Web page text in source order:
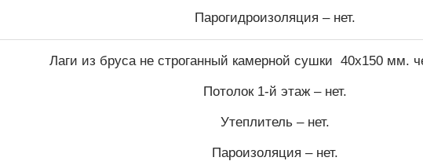
Парогидроизоляция – нет.
Лаги из бруса не строганный камерной сушки 40х150 мм.
Потолок 1-й этаж – нет.
Утеплитель – нет.
Пароизоляция – нет.